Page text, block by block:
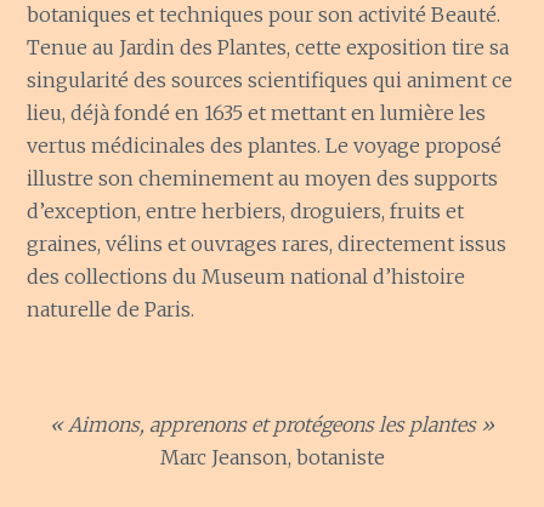
botaniques et techniques pour son activité Beauté.
Tenue au Jardin des Plantes, cette exposition tire sa
singularité des sources scientifiques qui animent ce
lieu, déjà fondé en 1635 et mettant en lumière les
vertus médicinales des plantes. Le voyage proposé
illustre son cheminement au moyen des supports
d’exception, entre herbiers, droguiers, fruits et
graines, vélins et ouvrages rares, directement issus
des collections du Museum national d’histoire
naturelle de Paris.
« Aimons, apprenons et protégeons les plantes »
Marc Jeanson, botaniste